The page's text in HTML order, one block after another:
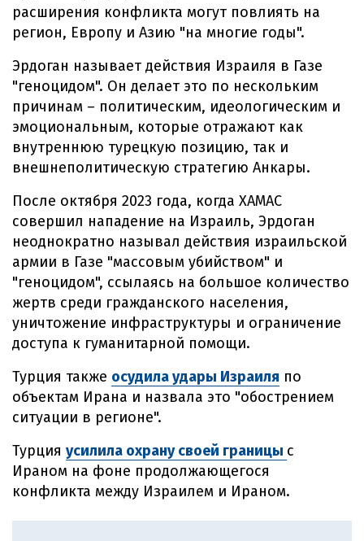
расширения конфликта могут повлиять на
регион, Европу и Азию "на многие годы".
Эрдоган называет действия Израиля в Газе
"геноцидом". Он делает это по нескольким
причинам – политическим, идеологическим и
эмоциональным, которые отражают как
внутреннюю турецкую позицию, так и
внешнеполитическую стратегию Анкары.
После октября 2023 года, когда ХАМАС
совершил нападение на Израиль, Эрдоган
неоднократно называл действия израильской
армии в Газе "массовым убийством" и
"геноцидом", ссылаясь на большое количество
жертв среди гражданского населения,
уничтожение инфраструктуры и ограничение
доступа к гуманитарной помощи.
Турция также осудила удары Израиля по
объектам Ирана и назвала это "обострением
ситуации в регионе".
Турция усилила охрану своей границы с
Ираном на фоне продолжающегося
конфликта между Израилем и Ираном.